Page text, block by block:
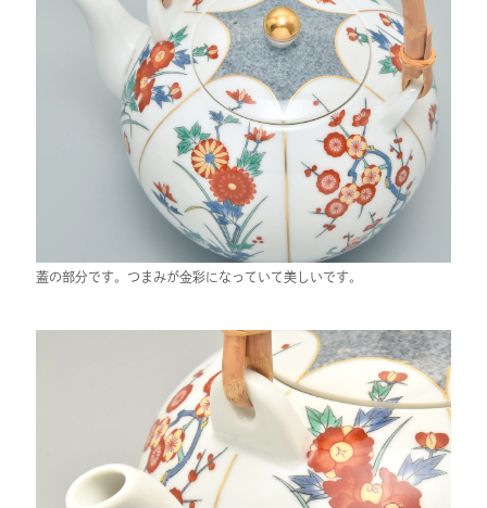
蓋の部分です。つまみが金彩になっていて美しいです。